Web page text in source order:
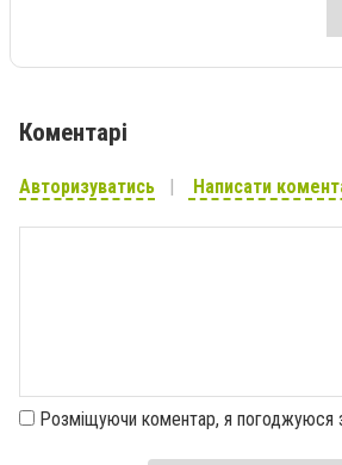
Коментарі
Авторизуватись Написати
Розміщуючи коментар, я погоджуюся